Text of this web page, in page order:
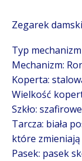
Zegarek
Typ
Mechanizm:
Koperta:
Wielkość
Szkło: szafirowe
Tarcza: biała
które
Pasek: pasek